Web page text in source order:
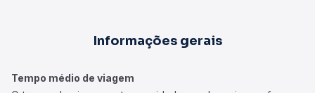
Informações gerais
Tempo médio de viagem